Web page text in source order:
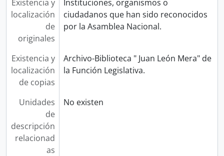
Existencia y
localización
de
originales
Instituciones, organismos o
ciudadanos que han sido reconocidos
por la Asamblea Nacional.
Existencia y
localización
de copias
Archivo-Biblioteca " Juan León Mera" de
la Función Legislativa.
Unidades
de
descripción
relacionad
as
No existen